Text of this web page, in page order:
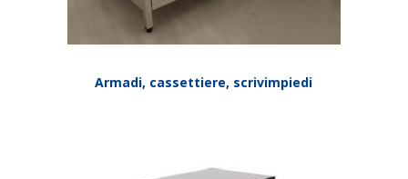
Armadi, cassettiere, scrivimpiedi